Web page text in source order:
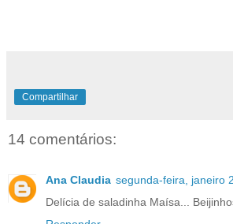
Compartilhar
14 comentários:
Ana Claudia segunda-feira, janeiro
Delícia de saladinha Maísa...